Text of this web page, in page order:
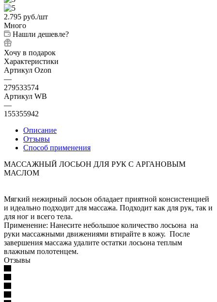
2.795 руб./шт
Много
Нашли дешевле?
Хочу в подарок
Характеристики
Артикул Ozon
—
279533574
Артикул WB
—
155355942
Описание
Отзывы
Способ применения
МАССАЖНЫЙ ЛОСЬОН ДЛЯ РУК С АРГАНОВЫМ
МАСЛОМ
Мягкий нежирный лосьон обладает приятной консистенцией
и идеально подходит для массажа. Подходит как для рук, так и
для ног и всего тела.
Применение: Нанесите небольшое количество лосьона на
руки массажными движениями втирайте в кожу. После
завершения массажа удалите остатки лосьона теплым
влажным полотенцем.
Отзывы